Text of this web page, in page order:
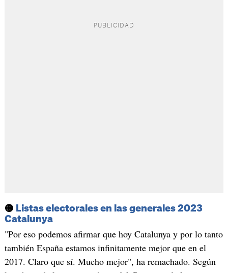
🟡 Listas electorales en las generales 2023
Catalunya
"Por eso podemos afirmar que hoy Catalunya y por lo tanto
también España estamos infinitamente mejor que en el
2017. Claro que sí. Mucho mejor", ha remachado. Según